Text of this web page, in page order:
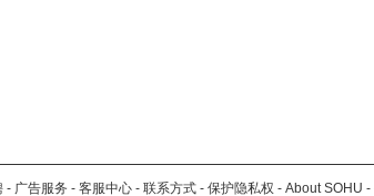
- 广告服务 - 客服中心 - 联系方式 - 保护隐私权 - About SOHU -